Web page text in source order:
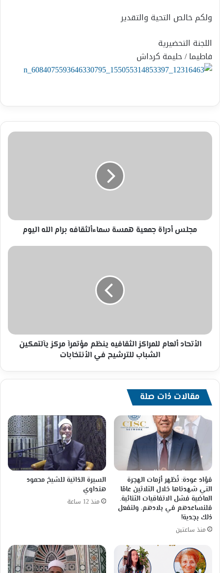
ولكم خالص التحية والتقدير
اللجنة التحضيرية
فاطيما / حليمة كرداش
مجلس
مجلس أدراة جمعية همسة سماءألثقافه برام الله اليوم
الأتحاد
الشباب
للترشيح
الأتحاد ألعام للمراكز الثقافيه ينظم مؤتمرآ مركز يآلتمكين
الشباب للترشيح في الأنتخابات
مقالات ذات صلة
فؤاد عودة: تُظهر أزمات الهجرة
التي شهدناها خلال الثلاثين عامًا
الماضية فشل الاتفاقيات الثنائية.
فلنساعدهم في بلادهم، ولنفعل
ذلك بجدية!
منذ ساعتين
السيرة الذاتية للشيخ محمود
هنداوي
منذ 12 ساعة